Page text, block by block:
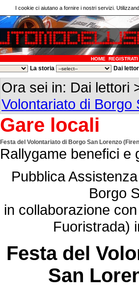
I cookie ci aiutano a fornire i nostri servizi.
HOME REGISTRATI
La storia Dai
Ora sei in: Dai lettori
Volontariato di
Gare locali
Festa del Volontariato di Borgo San Lorenzo
Rallygame benefici e
Pubblica
Borgo
in collaborazione
Fuoristrada)
Festa del
San